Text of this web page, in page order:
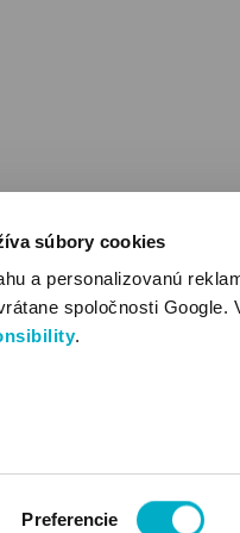
súbory cookies
a personalizovanú
spoločnosti Google.
.
Preferencie